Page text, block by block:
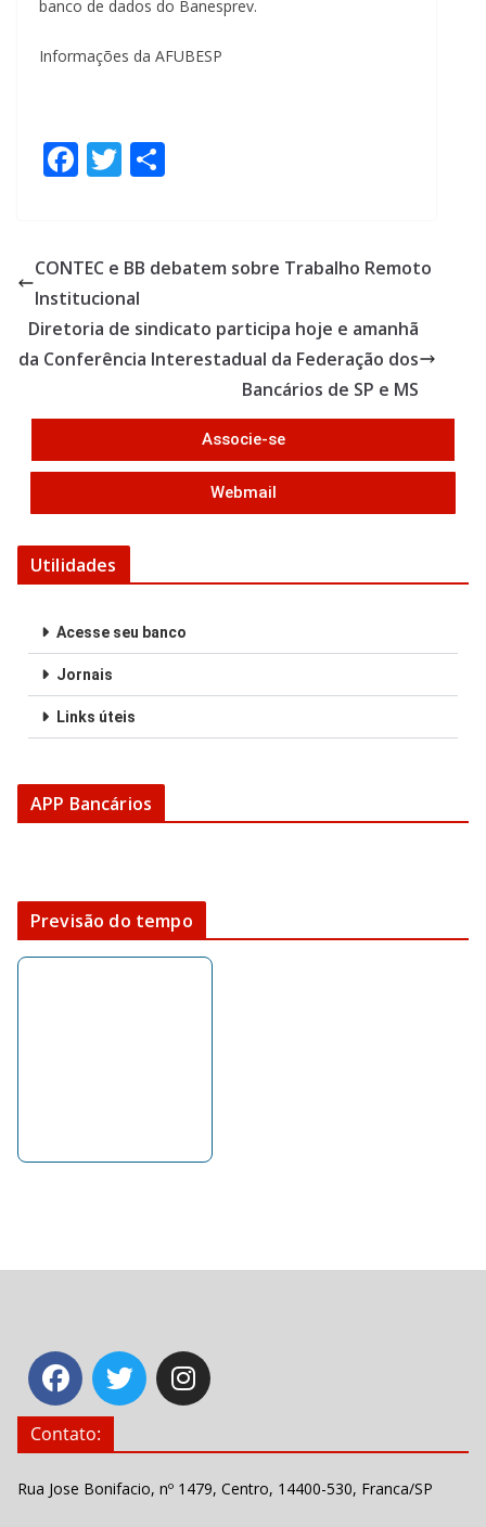
banco de dados do Banesprev.
Informações da AFUBESP
F
b
o
o
k
T
er e
CONTEC e BB debatem sobre Trabalho Remoto
Institucional
Diretoria de sindicato participa hoje e amanhã
da Conferência Interestadual da Federação dos
Bancários de SP e MS
Associe-se
Webmail
Utilidades
Acesse seu banco
Jornais
Links úteis
APP Bancários
Previsão do tempo
Contato:
Rua Jose Bonifacio, nº 1479, Centro, 14400-530, Franca/SP